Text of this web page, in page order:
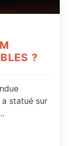
?
statué sur